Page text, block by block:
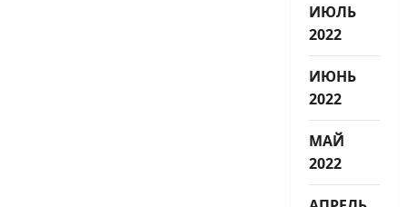
ИЮЛЬ
2022
ИЮНЬ
2022
МАЙ
2022